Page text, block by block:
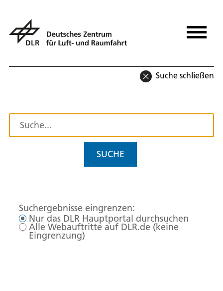
Suche schließen
SUCHE
Suchergebnisse eingrenzen:
Nur das DLR Hauptportal durchsuchen
Alle Webauftritte auf DLR.de (keine
Eingrenzung)